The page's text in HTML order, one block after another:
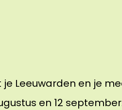
Leeuwarden en je
en 12